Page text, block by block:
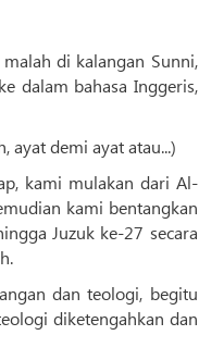
di kalangan Sunni,
dalam bahasa Inggeris,
ayat demi ayat atau...)
kami mulakan dari Al-
kami bentangkan
Juzuk ke-27 secara
dan teologi, begitu
diketengahkan dan